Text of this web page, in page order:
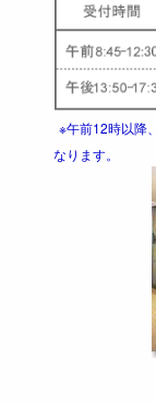
※午前12時以降
なります。